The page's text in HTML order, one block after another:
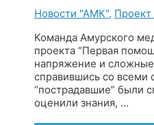
Новости "АМК", Проект
Команда Амурского
проекта “Первая
напряжение и
справившись со всеми
“пострадавшие” были
оценили знания, …